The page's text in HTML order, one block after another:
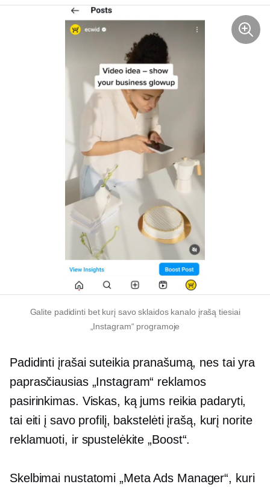
Galite padidinti bet kurį savo sklaidos kanalo įrašą tiesiai
„Instagram“ programoje
Padidinti įrašai suteikia pranašumą, nes tai yra
paprasčiausias „Instagram“ reklamos
pasirinkimas. Viskas, ką jums reikia padaryti,
tai eiti į savo profilį, bakstelėti įrašą, kurį norite
reklamuoti, ir spustelėkite „Boost“.
Skelbimai nustatomi „Meta Ads Manager“, kuri